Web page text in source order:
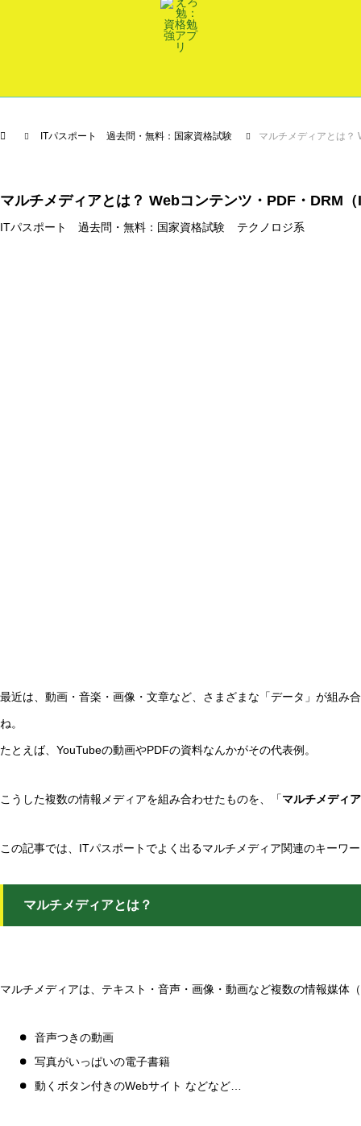
ITパスポート 過去問・無料：国家資格試験 マルチメディアとは？
マルチメディアとは？ Webコンテンツ・PDF・DRM
ITパスポート 過去問・無料：国家資格試験 テクノロジ系
最近は、動画・音楽・画像・文章など、さまざまな「データ」が組み
ね。
たとえば、YouTubeの動画やPDFの資料なんかがその代表例。
こうした複数の情報メディアを組み合わせたものを、「マルチメディア
この記事では、ITパスポートでよく出るマルチメディア関連のキーワ
マルチメディアとは？
マルチメディアは、テキスト・音声・画像・動画など複数の情報媒体
音声つきの動画
写真がいっぱいの電子書籍
動くボタン付きのWebサイト などなど…